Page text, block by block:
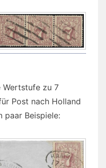
Wertstufe zu 7
Post nach Holland
paar Beispiele: